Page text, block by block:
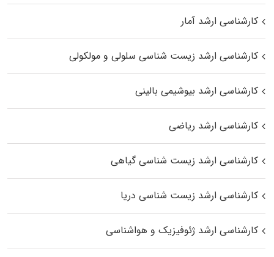
کارشناسی ارشد آمار
کارشناسی ارشد زیست شناسی سلولی و مولکولی
کارشناسی ارشد بیوشیمی بالینی
کارشناسی ارشد ریاضی
کارشناسی ارشد زیست‌ شناسی گیاهی
کارشناسی ارشد زیست‌ شناسی دریا
کارشناسی ارشد ژئوفیزیک و هواشناسی